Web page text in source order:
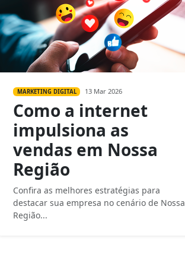
MARKETING DIGITAL 13 Mar 2026
Como a internet
impulsiona as
vendas em Nossa
Região
Confira as melhores estratégias para
destacar sua empresa no cenário de Nossa
Região...